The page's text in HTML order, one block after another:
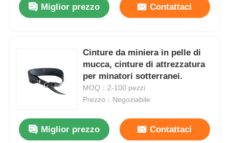
Miglior prezzo Contattaci
Cinture da miniera in pelle di
mucca, cinture di attrezzatura
per minatori sotterranei.
MOQ：2-100 pezzi
Prezzo：Negoziabile
Miglior prezzo Contattaci